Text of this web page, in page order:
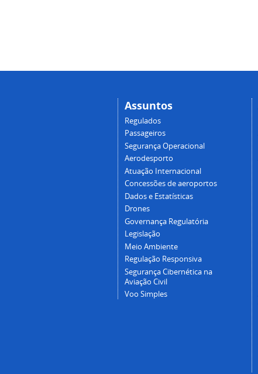
Assuntos
Regulados
Passageiros
Segurança Operacional
Aerodesporto
Atuação Internacional
Concessões de aeroportos
Dados e Estatísticas
Drones
Governança Regulatória
Legislação
Meio Ambiente
Regulação Responsiva
Segurança Cibernética na
Aviação Civil
Voo Simples